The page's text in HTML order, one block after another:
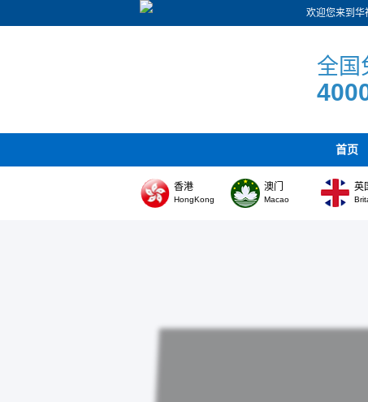
欢迎您来到华
全国
首页
香港
HongKong
澳门
Macao
英